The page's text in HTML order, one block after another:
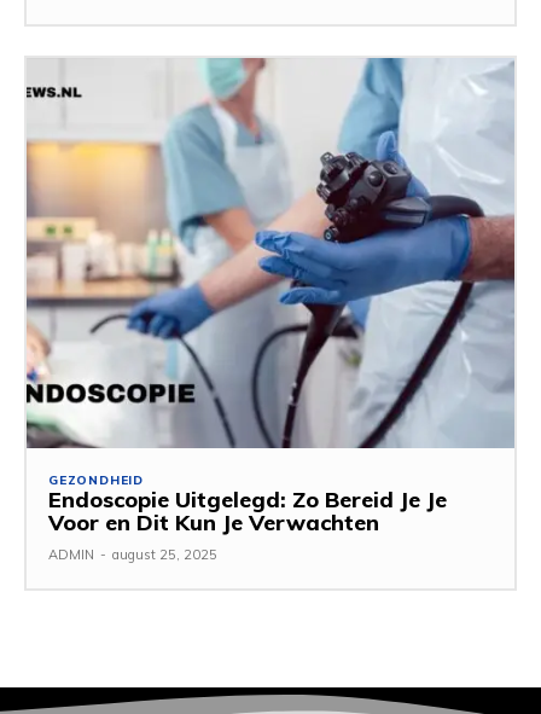
GEZONDHEID
Endoscopie Uitgelegd: Zo Bereid Je Je
Voor en Dit Kun Je Verwachten
ADMIN - august 25, 2025